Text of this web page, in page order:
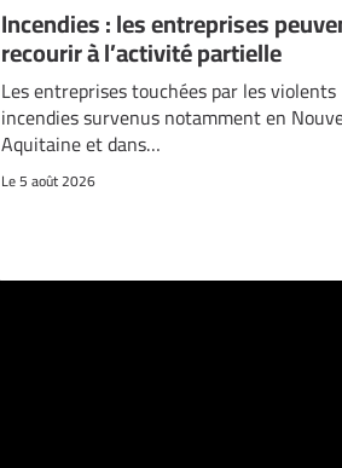
Incendies : les entreprises
recourir à l’activité partielle
Les entreprises touchées par les violents
incendies survenus notamment en
Aquitaine et dans…
Le 5 août 2026